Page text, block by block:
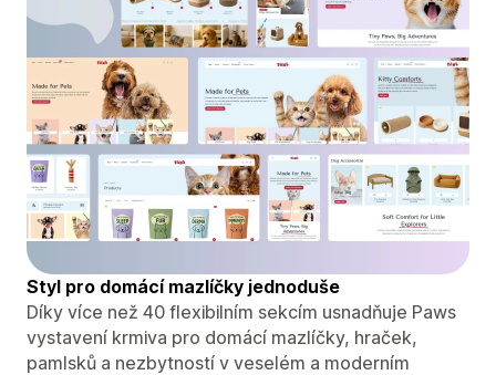
Styl pro domácí mazlíčky jednoduše
Díky více než 40 flexibilním sekcím usnadňuje Paws
vystavení krmiva pro domácí mazlíčky, hraček,
pamlsků a nezbytností v veselém a moderním